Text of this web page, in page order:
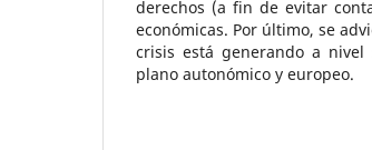
derechos (a fin de evitar
económicas. Por último, se
crisis está generando a
plano autonómico y europeo.